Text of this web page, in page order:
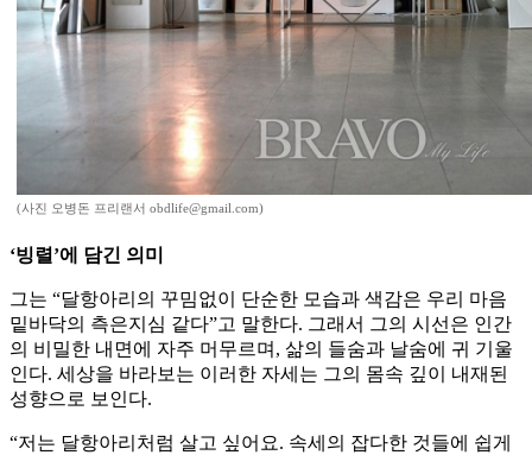
(사진 오병돈 프리랜서 obdlife@gmail.com)
‘빙렬’에 담긴 의미
그는 “달항아리의 꾸밈없이 단순한 모습과 색감은 우리 마음
밑바닥의 측은지심 같다”고 말한다. 그래서 그의 시선은 인간
의 비밀한 내면에 자주 머무르며, 삶의 들숨과 날숨에 귀 기울
인다. 세상을 바라보는 이러한 자세는 그의 몸속 깊이 내재된
성향으로 보인다.
“저는 달항아리처럼 살고 싶어요. 속세의 잡다한 것들에 쉽게